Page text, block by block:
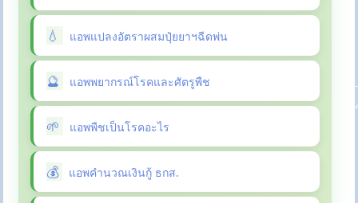
แอพแปลงอัตราผสมปุ๋ยยาฯฉีดพ่น
แอพพยากรณ์โรคและศัตรูพืช
แอพพืชเป็นโรคอะไร
แอพคำนวณเงินกู้ ธกส.